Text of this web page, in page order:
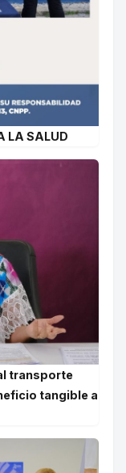
LA SALUD
transporte
tangible a